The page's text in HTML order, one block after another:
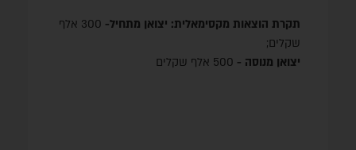
תקרת הוצאות מקסימאלית: יצואן מתחיל-
300 אלף
שקלים;
יצואן מנוסה - 500 אלף שקלים